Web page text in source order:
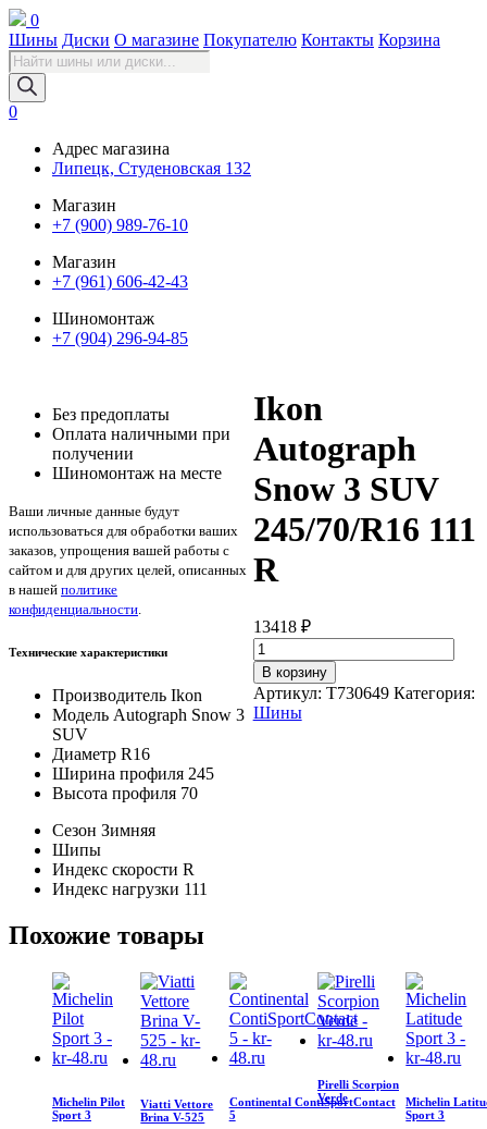
0
Шины Диски О магазине Покупателю Контакты Корзина
Поиск
товаров
0
Адрес магазина
Липецк, Студеновская 132
Магазин
+7 (900) 989-76-10
Магазин
+7 (961) 606-42-43
Шиномонтаж
+7 (904) 296-94-85
Ikon
Autograph
Snow 3 SUV
245/70/R16 111
R
13418 ₽
Количество
товара
Ikon
Autograph
Snow
В корзину
Артикул: T730649 Категория:
Шины
Без предоплаты
Оплата наличными при
получении
Шиномонтаж на месте
Ваши личные данные будут
использоваться для обработки ваших
заказов, упрощения вашей работы с
сайтом и для других целей, описанных
в нашей политике
конфиденциальности.
Технические характеристики
Производитель Ikon
Модель Autograph Snow 3
SUV
Диаметр R16
Ширина профиля 245
Высота профиля 70
Сезон Зимняя
Шипы
Индекс скорости R
Индекс нагрузки 111
Похожие товары
Michelin Pilot
Sport 3
Viatti Vettore
Brina V-525
Continental ContiSportContact
5
Pirelli Scorpion
Verde
Michelin
Sport 3